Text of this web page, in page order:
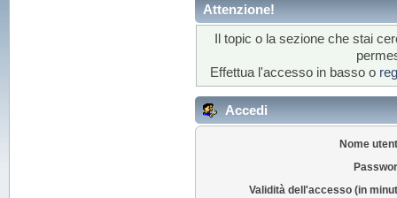
Attenzione!
Il topic o la sezione che stai
Effettua l'accesso in basso o
Accedi
Nome
Validità dell'accesso (in